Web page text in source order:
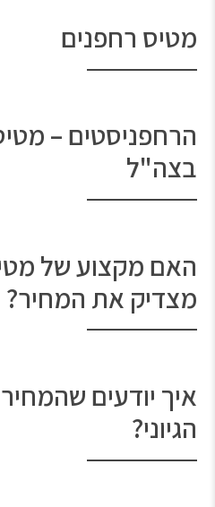
מטיס רחפנים
הרחפניסטים –
בצה"ל
האם מקצוע של
מצדיק את המחיר?
איך יודעים
הגיוני?